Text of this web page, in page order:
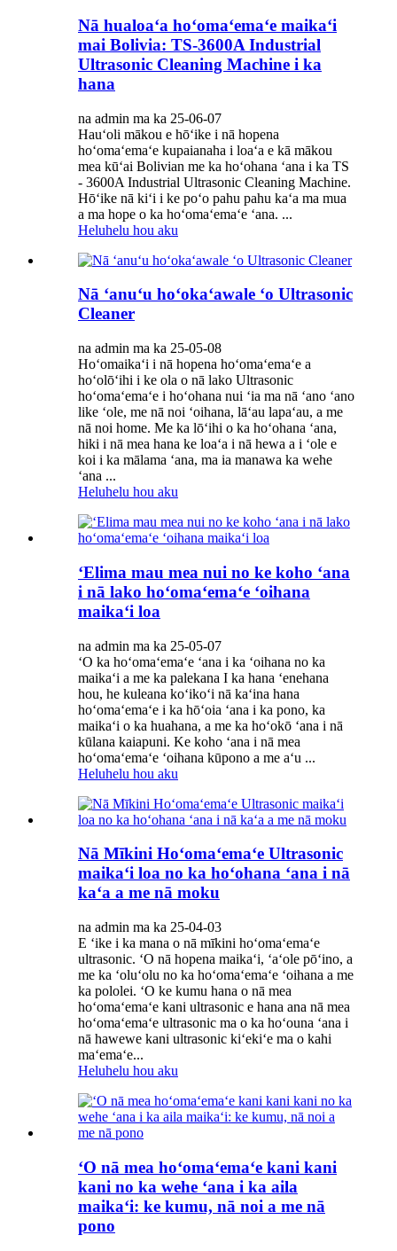
Nā hualoaʻa hoʻomaʻemaʻe maikaʻi
mai Bolivia: TS-3600A Industrial
Ultrasonic Cleaning Machine i ka
hana
na admin ma ka 25-06-07
Hauʻoli mākou e hōʻike i nā hopena
hoʻomaʻemaʻe kupaianaha i loaʻa e kā mākou
mea kūʻai Bolivian me ka hoʻohana ʻana i ka TS
- 3600A Industrial Ultrasonic Cleaning Machine.
Hōʻike nā kiʻi i ke poʻo pahu pahu kaʻa ma mua
a ma hope o ka hoʻomaʻemaʻe ʻana. ...
Heluhelu hou aku
Nā ʻanuʻu hoʻokaʻawale ʻo Ultrasonic
Cleaner
na admin ma ka 25-05-08
Hoʻomaikaʻi i nā hopena hoʻomaʻemaʻe a
hoʻolōʻihi i ke ola o nā lako Ultrasonic
hoʻomaʻemaʻe i hoʻohana nui ʻia ma nā ʻano ʻano
like ʻole, me nā noi ʻoihana, lāʻau lapaʻau, a me
nā noi home. Me ka lōʻihi o ka hoʻohana ʻana,
hiki i nā mea hana ke loaʻa i nā hewa a i ʻole e
koi i ka mālama ʻana, ma ia manawa ka wehe
ʻana ...
Heluhelu hou aku
ʻElima mau mea nui no ke koho ʻana
i nā lako hoʻomaʻemaʻe ʻoihana
maikaʻi loa
na admin ma ka 25-05-07
ʻO ka hoʻomaʻemaʻe ʻana i ka ʻoihana no ka
maikaʻi a me ka palekana I ka hana ʻenehana
hou, he kuleana koʻikoʻi nā kaʻina hana
hoʻomaʻemaʻe i ka hōʻoia ʻana i ka pono, ka
maikaʻi o ka huahana, a me ka hoʻokō ʻana i nā
kūlana kaiapuni. Ke koho ʻana i nā mea
hoʻomaʻemaʻe ʻoihana kūpono a me aʻu ...
Heluhelu hou aku
Nā Mīkini Hoʻomaʻemaʻe Ultrasonic
maikaʻi loa no ka hoʻohana ʻana i nā
kaʻa a me nā moku
na admin ma ka 25-04-03
E ʻike i ka mana o nā mīkini hoʻomaʻemaʻe
ultrasonic. ʻO nā hopena maikaʻi, ʻaʻole pōʻino, a
me ka ʻoluʻolu no ka hoʻomaʻemaʻe ʻoihana a me
ka pololei. ʻO ke kumu hana o nā mea
hoʻomaʻemaʻe kani ultrasonic e hana ana nā mea
hoʻomaʻemaʻe ultrasonic ma o ka hoʻouna ʻana i
nā hawewe kani ultrasonic kiʻekiʻe ma o kahi
maʻemaʻe...
Heluhelu hou aku
ʻO nā mea hoʻomaʻemaʻe kani kani
kani no ka wehe ʻana i ka aila
maikaʻi: ke kumu, nā noi a me nā
pono